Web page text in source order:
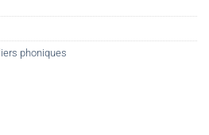
phoniques